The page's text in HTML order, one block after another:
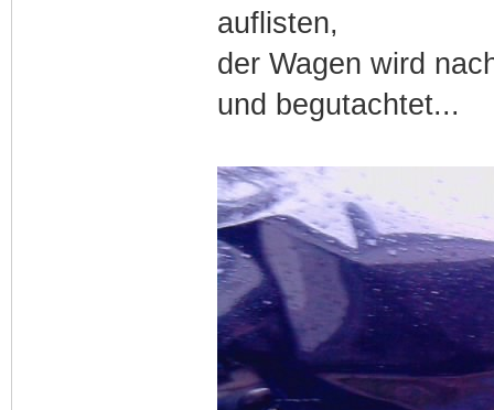
auflisten,
der Wagen wird
und begutachtet...